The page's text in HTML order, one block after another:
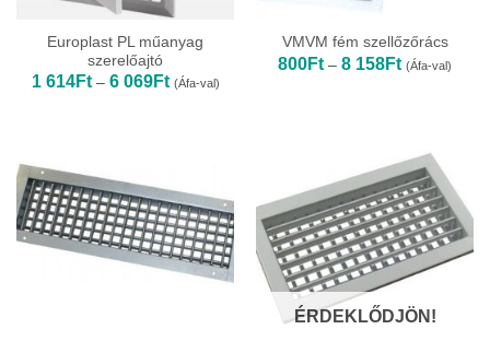
Europlast PL műanyag
szerelőajtó
1 614Ft – 6 069FtÁrtartomány:
1
(Áfa-val)
VMVM fém szellőzőrács
800Ft – 8 158FtÁrtartomány:
800Ft
(Áfa-val)
ÉRDEKLŐDJÖN!